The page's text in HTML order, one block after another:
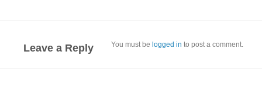
Leave a Reply You must be logged in to post a comment.